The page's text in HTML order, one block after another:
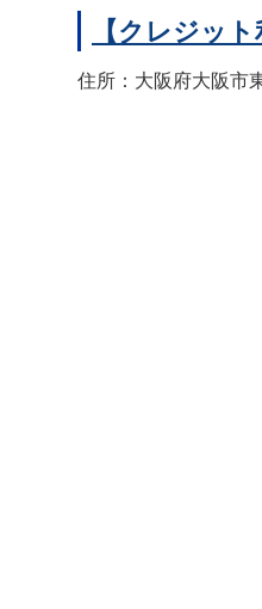
【クレジッ
住所：大阪府大阪市